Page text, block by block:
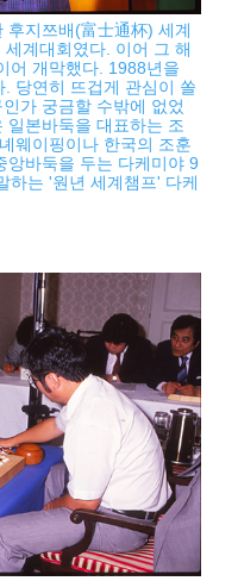
지쯔배(富士通杯) 세계
계대회였다. 이어 그 해
어 개막했다. 1988년을
당연히 뜨겁게 관심이 쏠
가 궁금할 수밖에 없었
일본바둑을 대표하는 조
웨이핑이나 한국의 조훈
앙바둑을 두는 다케미야 9
하는 '원년 세계챔프' 다케